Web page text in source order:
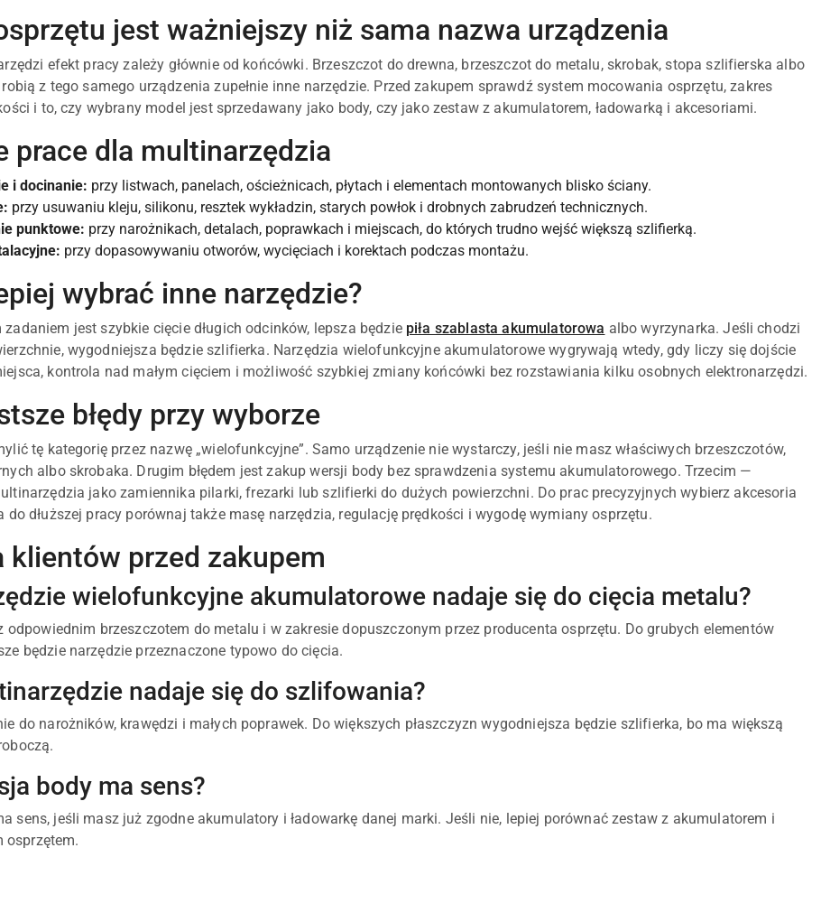
jest ważniejszy niż sama nazwa urządzenia
efekt pracy zależy głównie od końcówki. Brzeszczot do drewna, brzeszczot do metalu, skrobak, stopa szlifierska albo
z tego samego urządzenia zupełnie inne narzędzie. Przed zakupem sprawdź system mocowania osprzętu, zakres
i to, czy wybrany model jest sprzedawany jako body, czy jako zestaw z akumulatorem, ładowarką i akcesoriami.
prace dla multinarzędzia
i docinanie: przy listwach, panelach, ościeżnicach, płytach i elementach montowanych blisko ściany.
przy usuwaniu kleju, silikonu, resztek wykładzin, starych powłok i drobnych zabrudzeń technicznych.
punktowe: przy narożnikach, detalach, poprawkach i miejscach, do których trudno wejść większą szlifierką.
przy dopasowywaniu otworów, wycięciach i korektach podczas montażu.
wybrać inne narzędzie?
zadaniem jest szybkie cięcie długich odcinków, lepsza będzie piła szablasta akumulatorowa albo wyrzynarka. Jeśli chodzi
wygodniejsza będzie szlifierka. Narzędzia wielofunkcyjne akumulatorowe wygrywają wtedy, gdy liczy się dojście
kontrola nad małym cięciem i możliwość szybkiej zmiany końcówki bez rozstawiania kilku osobnych elektronarzędzi.
błędy przy wyborze
tę kategorię przez nazwę „wielofunkcyjne”. Samo urządzenie nie wystarczy, jeśli nie masz właściwych brzeszczotów,
albo skrobaka. Drugim błędem jest zakup wersji body bez sprawdzenia systemu akumulatorowego. Trzecim —
jako zamiennika pilarki, frezarki lub szlifierki do dużych powierzchni. Do prac precyzyjnych wybierz akcesoria
do dłuższej pracy porównaj także masę narzędzia, regulację prędkości i wygodę wymiany osprzętu.
klientów przed zakupem
wielofunkcyjne akumulatorowe nadaje się do cięcia metalu?
odpowiednim brzeszczotem do metalu i w zakresie dopuszczonym przez producenta osprzętu. Do grubych elementów
będzie narzędzie przeznaczone typowo do cięcia.
nadaje się do szlifowania?
do narożników, krawędzi i małych poprawek. Do większych płaszczyzn wygodniejsza będzie szlifierka, bo ma większą
body ma sens?
sens, jeśli masz już zgodne akumulatory i ładowarkę danej marki. Jeśli nie, lepiej porównać zestaw z akumulatorem i
osprzętem.